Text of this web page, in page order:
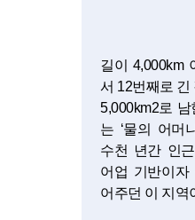
길이 4,000km
서 12번째로 긴
5,000km2로
는 ‘물의 어머
수천 년간 인
어업 기반이자
어주던 이 지역